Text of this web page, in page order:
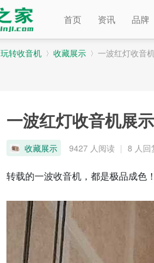
首页 资讯 品牌
玩转收音机 收藏展示 一波红灯收音
一波红灯收音机展示
收藏展示 9427 人阅读 | 8 人回
转载的一波收音机，都是极品成色